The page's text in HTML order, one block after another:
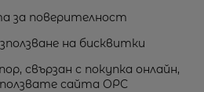
за поверителност
на бисквитки
свързан с покупка онлайн,
сайта ОРС